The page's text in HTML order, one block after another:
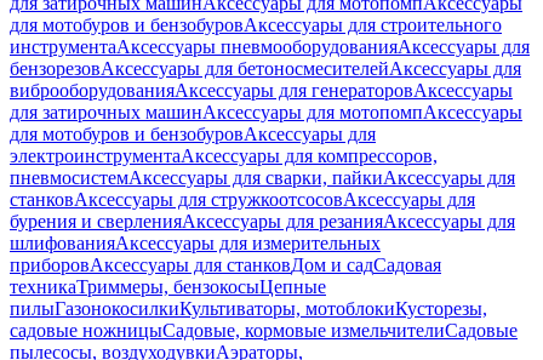
для мотобуров и бензобуровАксессуары для строительного
инструментаАксессуары пневмооборудованияАксессуары для
бензорезовАксессуары для бетоносмесителейАксессуары для
виброоборудованияАксессуары для генераторовАксессуары
для затирочных машинАксессуары для мотопомпАксессуары
для мотобуров и бензобуровАксессуары для
электроинструментаАксессуары для компрессоров,
пневмосистемАксессуары для сварки, пайкиАксессуары для
станковАксессуары для стружкоотсосовАксессуары для
бурения и сверленияАксессуары для резанияАксессуары для
шлифованияАксессуары для измерительных
приборовАксессуары для станковДом и садСадовая
техникаТриммеры, бензокосыЦепные
пилыГазонокосилкиКультиваторы, мотоблокиКусторезы,
садовые ножницыСадовые, кормовые измельчителиСадовые
пылесосы, воздуходувкиАэраторы,